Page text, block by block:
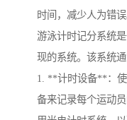
时间，减少人为错误
游泳计时记分系统
现的系统。该系统
1. **计时设备**：
备来记录每个运动